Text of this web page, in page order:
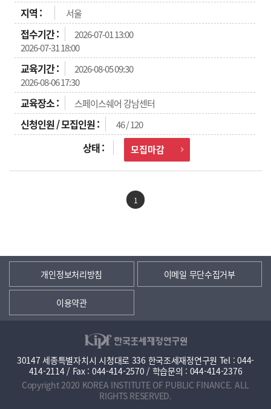
서울
2026-07-01 13:00
2026-07-31 18:00
2026-08-05 09:30
2026-08-06 17:30
스페이스쉐어 강남센터
46 / 120
모집마감
1
개인정보처리방침 이메일 무단수집거부
이용약관
30147 세종특별자치시 시청대로 336 한국조세재정연구원 Tel : 044-
414-2114 / Fax : 044-414-2570 / 학습문의 : 044-414-2376
Copyright 2020 KOREA INSTITUTE OF PUBLIC FINANCE. ALL
RIGHTS RESERVED.